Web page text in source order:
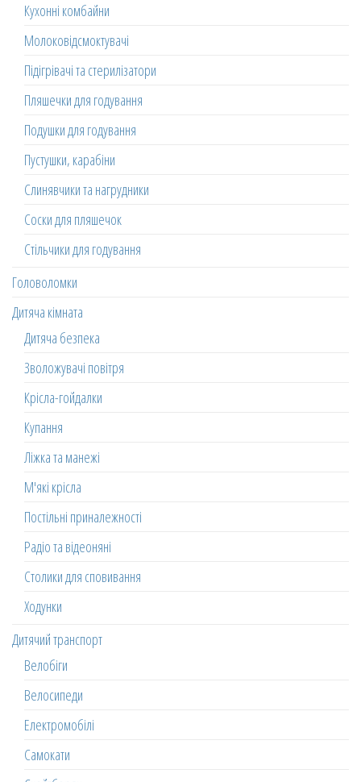
Кухонні комбайни
Молоковідсмоктувачі
Підігрівачі та стерилізатори
Пляшечки для годування
Подушки для годування
Пустушки, карабіни
Слинявчики та нагрудники
Соски для пляшечок
Стільчики для годування
Головоломки
Дитяча кімната
Дитяча безпека
Зволожувачі повітря
Крісла-гойдалки
Купання
Ліжка та манежі
М'які крісла
Постільні приналежності
Радіо та відеоняні
Столики для сповивання
Ходунки
Дитячий транспорт
Велобіги
Велосипеди
Електромобілі
Самокати